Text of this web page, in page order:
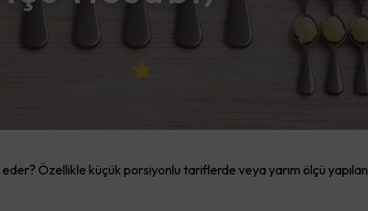
Özellikle küçük porsiyonlu tariflerde veya yarım ölçü yapılan